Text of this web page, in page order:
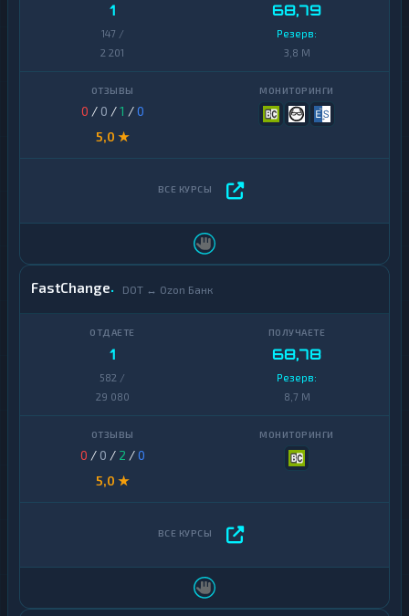
1
147 /
2 201
68,79
Резерв:
3,8 M
0 / 0 /1 /0
5,0 ★
FastChange DOT ↔ Ozon Банк
1
582 /
29 080
68,78
Резерв:
8,7 M
0 / 0 / 2 /0
5,0 ★